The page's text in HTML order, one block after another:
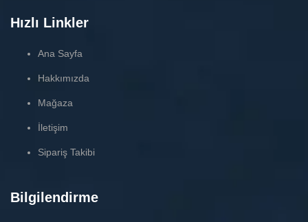
Hızlı Linkler
Ana Sayfa
Hakkımızda
Mağaza
İletişim
Sipariş Takibi
Bilgilendirme